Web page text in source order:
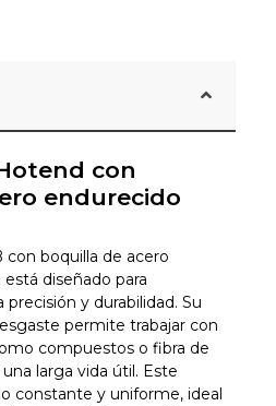
con
endurecido
boquilla de acero
diseñado para
y durabilidad. Su
permite trabajar con
compuestos o fibra de
larga vida útil. Este
constante y uniforme, ideal